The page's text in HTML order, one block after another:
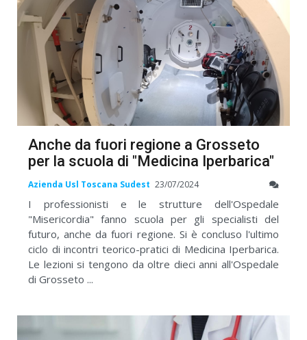
Anche da fuori regione a Grosseto
per la scuola di "Medicina Iperbarica"
Azienda Usl Toscana Sudest 23/07/2024
I professionisti e le strutture dell'Ospedale
"Misericordia" fanno scuola per gli specialisti del
futuro, anche da fuori regione. Si è concluso l'ultimo
ciclo di incontri teorico-pratici di Medicina Iperbarica.
Le lezioni si tengono da oltre dieci anni all'Ospedale
di Grosseto ...